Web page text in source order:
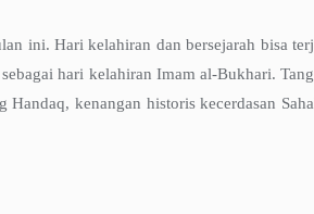
ini. Hari kelahiran dan bersejarah bisa
hari kelahiran Imam al-Bukhari.
kenangan historis kecerdasan